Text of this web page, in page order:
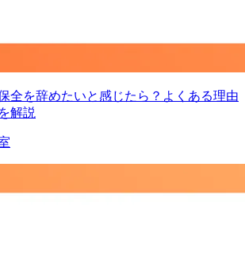
全を辞めたいと感じたら？よくある理由
解説